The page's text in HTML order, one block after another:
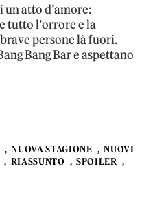
un atto d’amore:
tutto l’orrore e la
persone là fuori.
Bang Bar e aspettano
NUOVA STAGIONE
NUOVI
RIASSUNTO
SPOILER